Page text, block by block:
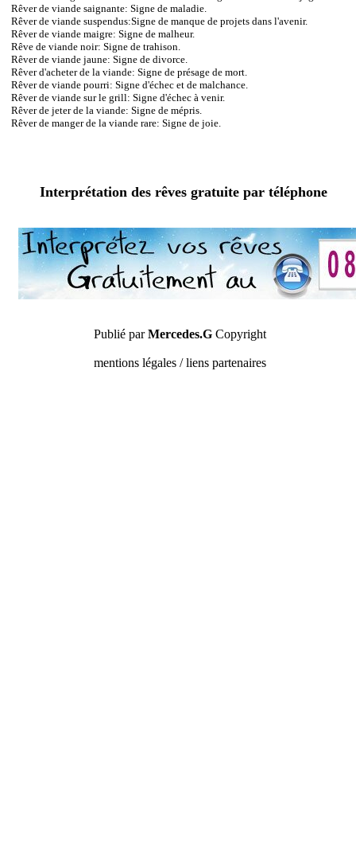
Rêver de viande saignante: Signe de maladie.
Rêver de viande suspendus:Signe de manque de projets dans l'avenir.
Rêver de viande maigre: Signe de malheur.
Rêve de viande noir: Signe de trahison.
Rêver de viande jaune: Signe de divorce.
Rêver d'acheter de la viande: Signe de présage de mort.
Rêver de viande pourri: Signe d'échec et de malchance.
Rêver de viande sur le grill: Signe d'échec à venir.
Rêver de jeter de la viande: Signe de mépris.
Rêver de manger de la viande rare: Signe de joie.
Interprétation des rêves gratuite par téléphone
Publié parMercedes.GCopyright
mentions légales / liens partenaires